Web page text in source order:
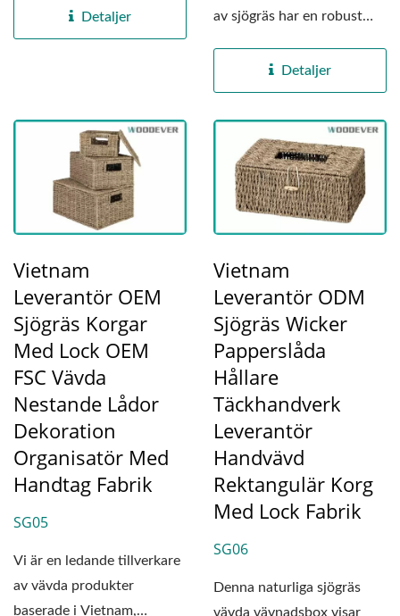
Detaljer
av sjögräs har en robust
Detaljer
Vietnam
Leverantör OEM
Sjögräs Korgar
Med Lock OEM
FSC Vävda
Nestande Lådor
Dekoration
Organisatör Med
Handtag Fabrik
SG05
Vi är en ledande tillverkare
av vävda produkter
baserade i Vietnam,
Vietnam
Leverantör ODM
Sjögräs Wicker
Papperslåda
Hållare
Täckhandverk
Leverantör
Handvävd
Rektangulär Korg
Med Lock Fabrik
SG06
Denna naturliga sjögräs
vävda vävnadsbox visar